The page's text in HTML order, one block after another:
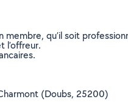
qu’il soit
l’offreur.
(Doubs, 25200)